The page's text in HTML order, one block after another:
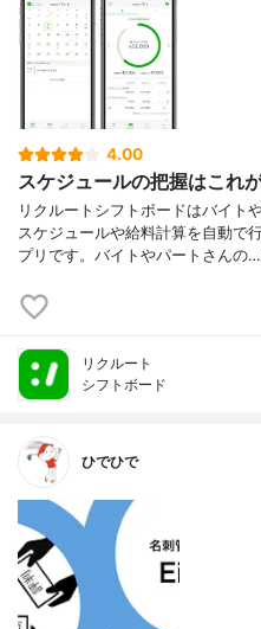
4.00
スケジュールの把握はこれ
リクルートシフトボードはバイト
スケジュールや給料計算を自動で
プリです。バイトやパートさんの…
リクルート
シフトボード
ひでひで